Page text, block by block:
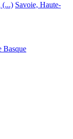
(...) Savoie, Haute-
Basque